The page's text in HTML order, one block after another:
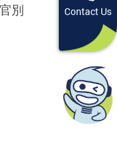
別
Contact Us